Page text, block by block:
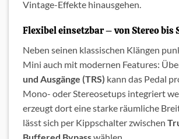
Vintage-Effekte hinausgehen.
Flexibel einsetzbar – von Stereo bis
Neben seinen klassischen Klängen
Mini auch mit modernen Features:
und Ausgänge (TRS) kann das Pedal
Mono- oder Stereosetups integriert
erzeugt dort eine starke räumliche
lässt sich per Kippschalter zwischen